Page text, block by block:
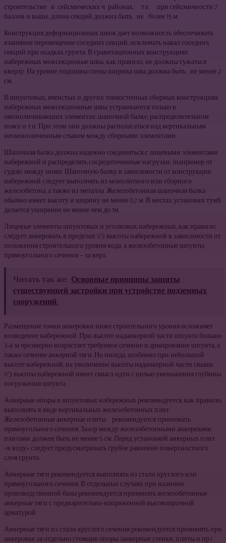
строительстве в сейсмических ч районах, т.е. при сейсмичности 7
баллов и выше, длина секций должна быть не более 15 м.
Конструкция деформационных швов дает возможность обеспечивать
взаимное перемещение соседних секций, исключать навал соседних
секций при осадках грунта. В гравитационных конструкциях
набережных межсекционые швы, как правило, не должны сужаться
кверху. На уровне подошвы стены ширина шва должна быть не менее 2
см.
В шпунтовых, ячеистых и других тонкостенных сборных конструкциях
набережных межсекционные швы устраиваются только в
омоноличиваюших элементах: шапочной балке, распределительном
поясе и т.п. При этом они должны располагаться над вертикальным
неомоноличенным стыком между сборными элементами.
Шапочная балка должна надежно соединяться с лицевыми элементами
набережной и распределять сосредоточенные нагрузки, (например от
судов) между ними. Шапочную балку в зависимости от конструкции
набережной следует выполнять из монолитного или сборного
железобетона, а также из металла. Железобетонная шапочная балка
обычно имеет высоту и ширину не менее 0,7 м. В местах установки тумб
делается уширение не менее чем до 1м.
Лицевые элементы шпунтовых и уголковых набережных, как правило,
следует анкеровать в пределах 1/3 высоты набережной в зависимости от
положения строительного уровня вода, а железобетонные шпунты
прямоугольного сечения — за верх.
Читать так же: Основные принципы защиты
существующей застройки при устройстве подземных
сооружений.
Размещение точки анкеровки ниже строительного уровня осложняет
возведение набережной. При высоте наданкерной части шпунта больше
3-4 м чрезмерно возрастает требуемое сечение и армирование шпунта, а
также сечение анкерной тяги. Но иногда, особенно при небольшой
высоте набережной, на увеличение высоты наданкерной части свыше
1/3 высоты набережной имеет смысл идти с целью уменьшения глубины
погружения шпунта.
Анкерные опоры в шпунтовых набережных рекомендуется, как правило,
выполнять в виде вертикальных железобетонных плит.
Железобетонные анкерные плиты рекомендуется принимать
прямоугольного сечения. Зазор между железобетонными анкерными
плитами должен быть не менее 5 см. Перед установкой анкерных плит
«в воду» следует предусматривать грубое равнение поверхностного
слоя грунта.
Анкерные тяги рекомендуется выполнять из стали круглого или
прямоугольного сечения. В отдельных случаях при наличии
производственной базы рекомендуется применять железобетонные
анкерные тяги с предварительно-напряженной высокопрочной
арматурой.
Анкерные тяги из стали круглого сечения рекомендуется применять при
анкеровке за отдельно стоящие опоры (анкерные стенки, плиты и пр.).